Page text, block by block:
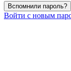
Вспомнили пароль?
Войти с новым